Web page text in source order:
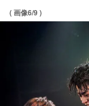
( 画像6/9 )